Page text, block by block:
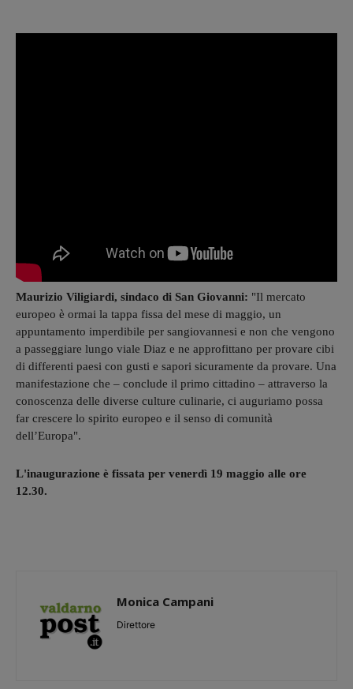
Maurizio Viligiardi, sindaco di San Giovanni: "Il mercato
europeo è ormai la tappa fissa del mese di maggio, un
appuntamento imperdibile per sangiovannesi e non che vengono
a passeggiare lungo viale Diaz e ne approfittano per provare cibi
di differenti paesi con gusti e sapori sicuramente da provare. Una
manifestazione che – conclude il primo cittadino – attraverso la
conoscenza delle diverse culture culinarie, ci auguriamo possa
far crescere lo spirito europeo e il senso di comunità
dell’Europa".
L'inaugurazione è fissata per venerdì 19 maggio alle ore
12.30.
Monica Campani
Direttore